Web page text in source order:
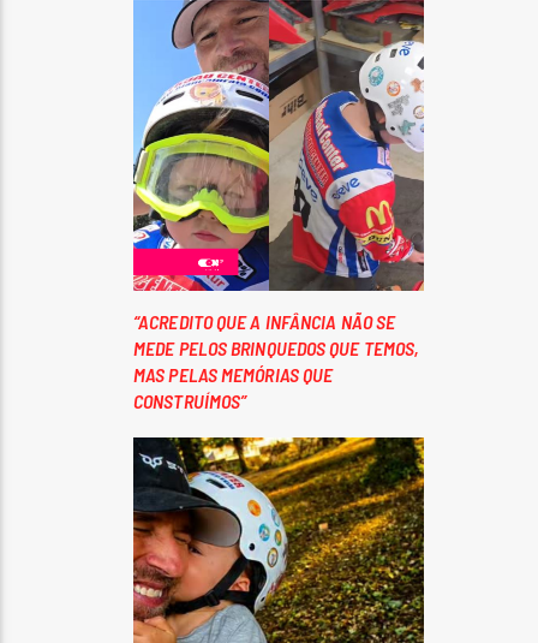
“ACREDITO QUE A INFÂNCIA NÃO SE
MEDE PELOS BRINQUEDOS QUE TEMOS,
MAS PELAS MEMÓRIAS QUE
CONSTRUÍMOS”